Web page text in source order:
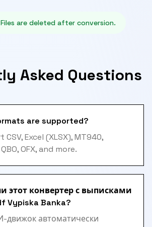
Files are deleted after conversion.
Asked Questions
are supported?
Excel (XLSX), MT940,
OFX, and more.
этот конвертер с выписками
Vypiska Banka?
движок автоматически